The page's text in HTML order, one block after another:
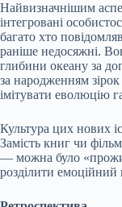
Найвизначнішим
інтегровані
багато хто
раніше недосяжні.
глибини океану за
за народженням
імітувати еволюцію
Культура цих нових
Замість книг чи
— можна було
розділити емоційний